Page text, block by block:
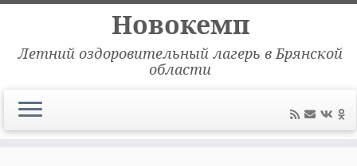
Новокемп
Летний оздоровительный лагерь в Брянской
области